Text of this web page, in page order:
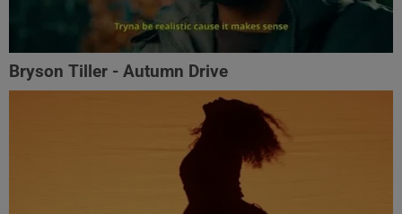
Bryson Tiller - Autumn Drive